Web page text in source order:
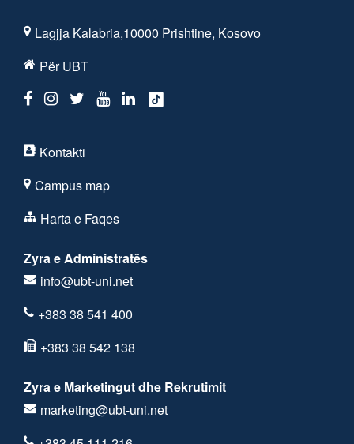
Lagjja Kalabria,10000 Prishtine, Kosovo
Për UBT
Kontakti
Campus map
Harta e Faqes
Zyra e Administratës
info@ubt-uni.net
+383 38 541 400
+383 38 542 138
Zyra e Marketingut dhe Rekrutimit
marketing@ubt-uni.net